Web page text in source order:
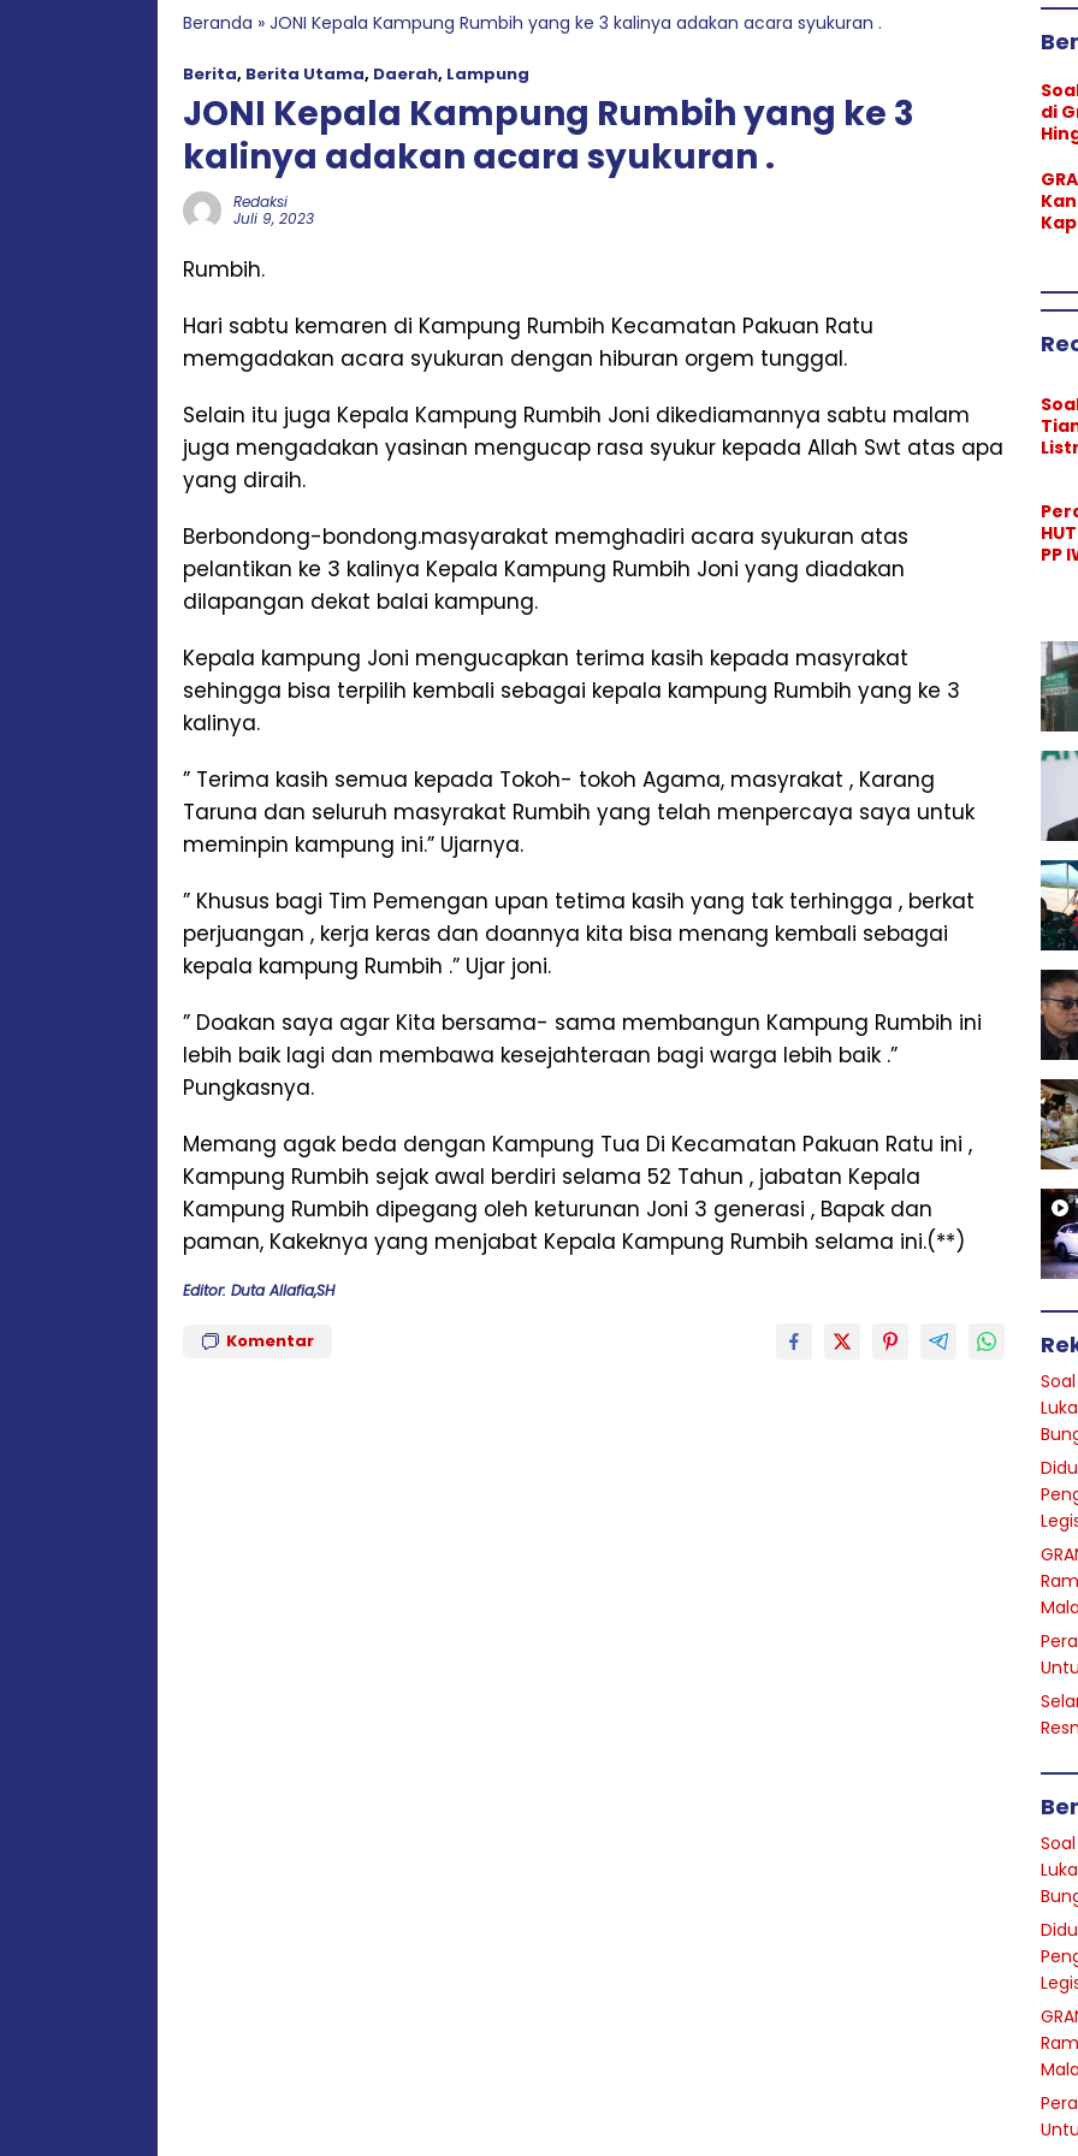
Beranda » JONI Kepala Kampung Rumbih yang ke 3 kalinya adakan acara syukuran .
Berita, Berita Utama, Daerah, Lampung
JONI Kepala Kampung Rumbih yang ke 3
kalinya adakan acara syukuran .
Redaksi
Juli 9, 2023
Rumbih.
Hari sabtu kemaren di Kampung Rumbih Kecamatan Pakuan Ratu
memgadakan acara syukuran dengan hiburan orgem tunggal.
Selain itu juga Kepala Kampung Rumbih Joni dikediamannya sabtu malam
juga mengadakan yasinan mengucap rasa syukur kepada Allah Swt atas apa
yang diraih.
Berbondong-bondong.masyarakat memghadiri acara syukuran atas
pelantikan ke 3 kalinya Kepala Kampung Rumbih Joni yang diadakan
dilapangan dekat balai kampung.
Kepala kampung Joni mengucapkan terima kasih kepada masyrakat
sehingga bisa terpilih kembali sebagai kepala kampung Rumbih yang ke 3
kalinya.
” Terima kasih semua kepada Tokoh- tokoh Agama, masyrakat , Karang
Taruna dan seluruh masyrakat Rumbih yang telah menpercaya saya untuk
meminpin kampung ini.” Ujarnya.
” Khusus bagi Tim Pemengan upan tetima kasih yang tak terhingga , berkat
perjuangan , kerja keras dan doannya kita bisa menang kembali sebagai
kepala kampung Rumbih .” Ujar joni.
” Doakan saya agar Kita bersama- sama membangun Kampung Rumbih ini
lebih baik lagi dan membawa kesejahteraan bagi warga lebih baik .”
Pungkasnya.
Memang agak beda dengan Kampung Tua Di Kecamatan Pakuan Ratu ini ,
Kampung Rumbih sejak awal berdiri selama 52 Tahun , jabatan Kepala
Kampung Rumbih dipegang oleh keturunan Joni 3 generasi , Bapak dan
paman, Kakeknya yang menjabat Kepala Kampung Rumbih selama ini.(**)
Editor: Duta Allafia,SH
Komentar
di
PP